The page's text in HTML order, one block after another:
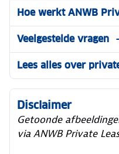
Hoe werkt ANWB
Veelgestelde vragen
Lees alles over
Disclaimer
Getoonde
via ANWB Private